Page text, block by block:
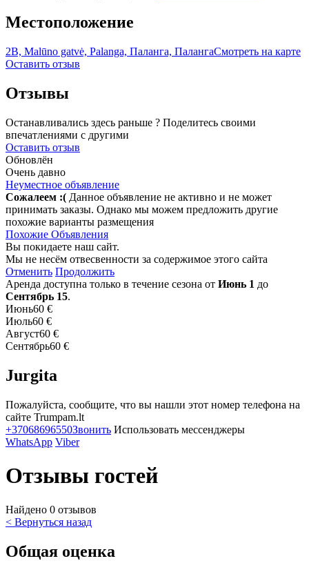
Местоположение
2B, Malūno gatvė, Palanga, Паланга, ПалангаСмотреть на карте
Оставить отзыв
Отзывы
Останавливались здесь раньше ? Поделитесь своими
впечатлениями с другими
Оставить отзыв
Обновлён
Очень давно
Неуместное объявление
Сожалеем :( Данное объявление не активно и не может
принимать заказы. Однако мы можем предложить другие
похожие варианты размещения
Похожие Объявления
Вы покидаете наш сайт.
Мы не несём отвесвенности за содержимое этого сайта
Отменить Продолжить
Аренда доступна только в течение сезона от Июнь 1 до
Сентябрь 15.
Июнь60 €
Июль60 €
Август60 €
Сентябрь60 €
Jurgita
Пожалуйста, сообщите, что вы нашли этот номер телефона на
сайте Trumpam.lt
+37068696550Звонить Использовать мессенджеры
WhatsApp Viber
Отзывы гостей
Найдено 0 отзывов
< Вернуться назад
Общая оценка